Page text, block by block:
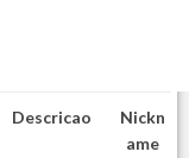
Descricao
Nickn
ame